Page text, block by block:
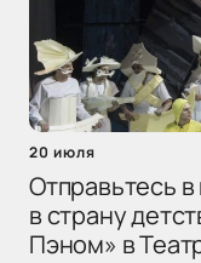
20 июля
Отправьтесь
в страну
Пэном» в